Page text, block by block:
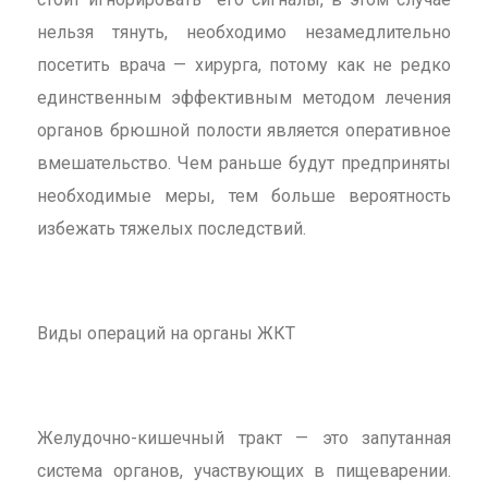
нельзя тянуть, необходимо незамедлительно
посетить врача — хирурга, потому как не редко
единственным эффективным методом лечения
органов брюшной полости является оперативное
вмешательство. Чем раньше будут предприняты
необходимые меры, тем больше вероятность
избежать тяжелых последствий.
Виды операций на органы ЖКТ
Желудочно-кишечный тракт — это запутанная
система органов, участвующих в пищеварении.